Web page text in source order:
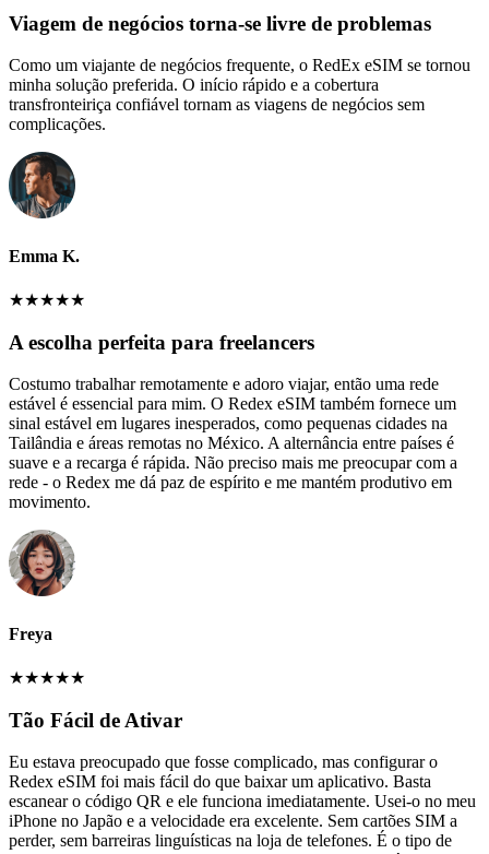
Viagem de negócios torna-se livre de problemas
Como um viajante de negócios frequente, o RedEx eSIM se tornou
minha solução preferida. O início rápido e a cobertura
transfronteiriça confiável tornam as viagens de negócios sem
complicações.
Emma K.
★★★★★
A escolha perfeita para freelancers
Costumo trabalhar remotamente e adoro viajar, então uma rede
estável é essencial para mim. O Redex eSIM também fornece um
sinal estável em lugares inesperados, como pequenas cidades na
Tailândia e áreas remotas no México. A alternância entre países é
suave e a recarga é rápida. Não preciso mais me preocupar com a
rede - o Redex me dá paz de espírito e me mantém produtivo em
movimento.
Freya
★★★★★
Tão Fácil de Ativar
Eu estava preocupado que fosse complicado, mas configurar o
Redex eSIM foi mais fácil do que baixar um aplicativo. Basta
escanear o código QR e ele funciona imediatamente. Usei-o no meu
iPhone no Japão e a velocidade era excelente. Sem cartões SIM a
perder, sem barreiras linguísticas na loja de telefones. É o tipo de